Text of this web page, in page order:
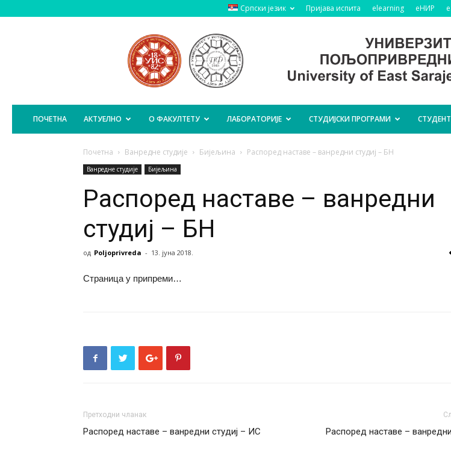
Српски језик Пријава испита elearning еНИР
Пољопривредни
Факултет
Источно
Сарајево
ПОЧЕТНА АКТУЕЛНО О ФАКУЛТЕТУ ЛАБОРАТОРИЈЕ СТУДИЈСКИ ПРОГРАМИ
Почетна Ванредне студије Бијељина Распоред наставе – ванредни студиј – БН
Ванредне студије Бијељина
Распоред наставе – ванредни
студиј – БН
од Poljoprivreda - 13. јуна 2018.
Страница у припреми…
Претходни чланак
Распоред наставе – ванредни студиј – ИС Распоред наставе –